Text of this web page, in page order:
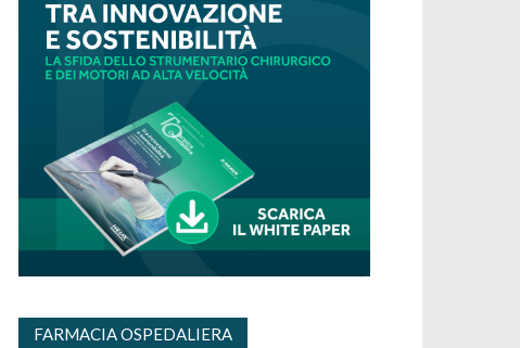
FARMACIA OSPEDALIERA